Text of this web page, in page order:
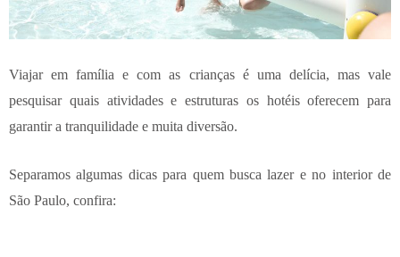
Viajar em família e com as crianças é uma delícia, mas vale
pesquisar quais atividades e estruturas os hotéis oferecem para
garantir a tranquilidade e muita diversão.
Separamos algumas dicas para quem busca lazer e no interior de
São Paulo, confira: